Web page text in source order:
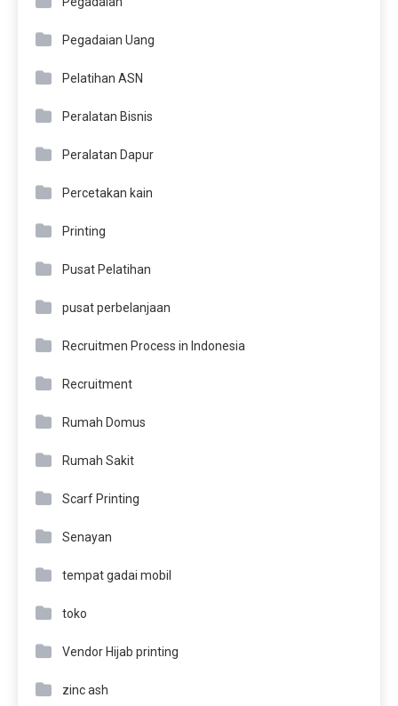
Pegadaian Uang
Pelatihan ASN
Peralatan Bisnis
Peralatan Dapur
Percetakan kain
Printing
Pusat Pelatihan
pusat perbelanjaan
Recruitmen Process in Indonesia
Recruitment
Rumah Domus
Rumah Sakit
Scarf Printing
Senayan
tempat gadai mobil
toko
Vendor Hijab printing
zinc ash